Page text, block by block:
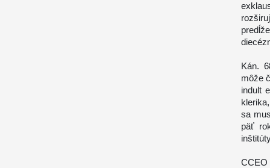
Kán.
môže
indult
sa
päť
CCEO